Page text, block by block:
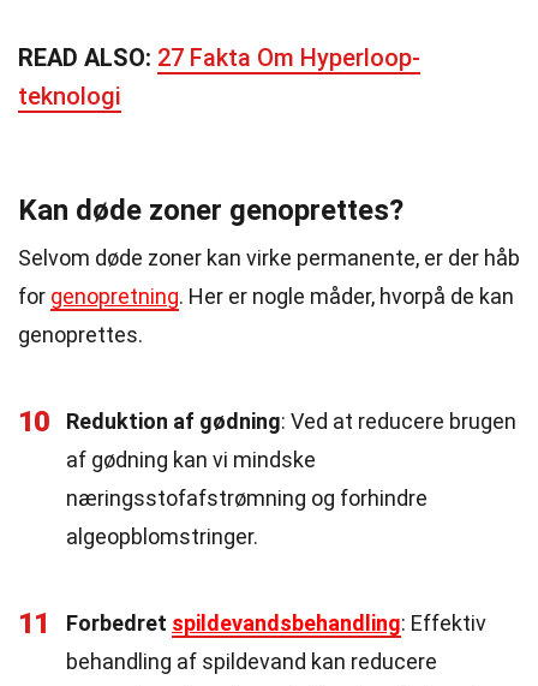
READ ALSO: 27 Fakta Om Hyperloop-
teknologi
Kan døde zoner genoprettes?
Selvom døde zoner kan virke permanente, er der håb
for genopretning. Her er nogle måder, hvorpå de kan
genoprettes.
10 Reduktion af gødning: Ved at reducere brugen
af gødning kan vi mindske
næringsstofafstrømning og forhindre
algeopblomstringer.
11 Forbedret spildevandsbehandling: Effektiv
behandling af spildevand kan reducere